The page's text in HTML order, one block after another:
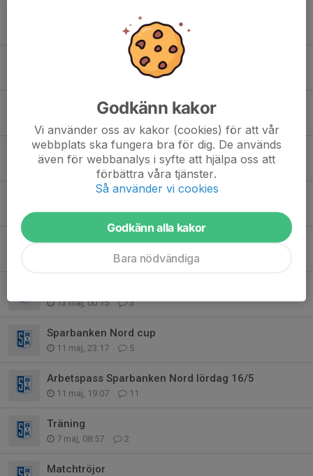
7
Kommande cuper och viktig information ⚽💙
Träningar from juni
4 jun, 10:02 3
Arbetspass PSG-helgen 26-28/6
3 jun, 12:59 4
Flickfotbollensdag
0
13 maj, 00:15 3
Sparbanken Nord cup
11 maj, 23:17 5
Arbetspass Sparbanken Nord lördag 16/5
11 maj, 19:07 11
Träning
7 maj, 08:57 2
Matchtröjor
Godkänn kakor
Vi använder oss av kakor (cookies) för att vår
webbplats ska fungera bra för dig. De används
även för webbanalys i syfte att hjälpa oss att
förbättra våra tjänster.
Så använder vi cookies
Godkänn alla kakor
Bara nödvändiga